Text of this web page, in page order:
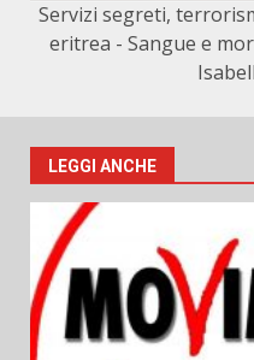
Servizi segreti,
eritrea - Sangue e
LEGGI ANCHE